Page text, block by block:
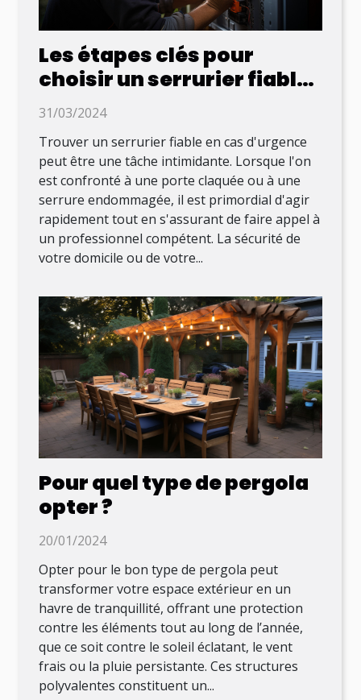
Les étapes clés pour
choisir un serrurier fiable
en cas d'urgence
31/03/2024
Trouver un serrurier fiable en cas d'urgence
peut être une tâche intimidante. Lorsque l'on
est confronté à une porte claquée ou à une
serrure endommagée, il est primordial d'agir
rapidement tout en s'assurant de faire appel à
un professionnel compétent. La sécurité de
votre domicile ou de votre...
Pour quel type de pergola
opter ?
20/01/2024
Opter pour le bon type de pergola peut
transformer votre espace extérieur en un
havre de tranquillité, offrant une protection
contre les éléments tout au long de l’année,
que ce soit contre le soleil éclatant, le vent
frais ou la pluie persistante. Ces structures
polyvalentes constituent un...